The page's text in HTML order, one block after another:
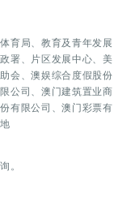
育局、教育及青年发展
署、片区发展中心、美
会、澳娱综合度假股份
公司、澳门建筑置业商
有限公司、澳门彩票有
。